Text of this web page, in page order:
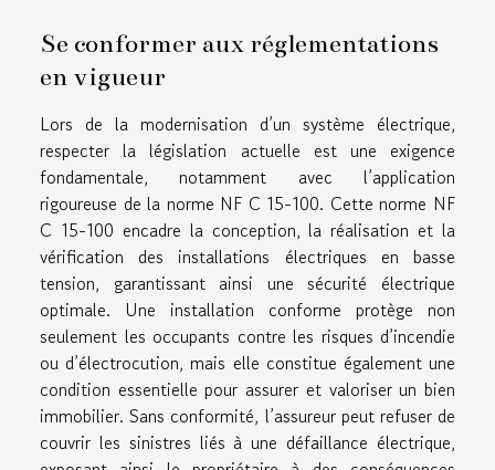
Se conformer aux réglementations
en vigueur
Lors de la modernisation d’un système électrique,
respecter la législation actuelle est une exigence
fondamentale, notamment avec l’application
rigoureuse de la norme NF C 15-100. Cette norme NF
C 15-100 encadre la conception, la réalisation et la
vérification des installations électriques en basse
tension, garantissant ainsi une sécurité électrique
optimale. Une installation conforme protège non
seulement les occupants contre les risques d’incendie
ou d’électrocution, mais elle constitue également une
condition essentielle pour assurer et valoriser un bien
immobilier. Sans conformité, l’assureur peut refuser de
couvrir les sinistres liés à une défaillance électrique,